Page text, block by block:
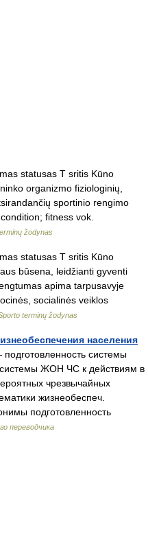
statusas T sritis Kūno
organizmo fiziologinių,
sportinio rengimo
fitness vok.
žodynas
statusas T sritis Kūno
būsena, leidžianti gyventi
apima tarpusavyje
socialinės veiklos
terminų žodynas
населения
системы
ЖОН ЧС к действиям в
чрезвычайных
жизнеобеспеч.
подготовленность
переводчика